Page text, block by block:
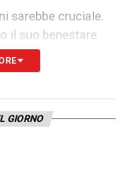
sarebbe cruciale.
il suo benestare
Totti un alleato
e fare da
o daClub
le parti non
GIORNO